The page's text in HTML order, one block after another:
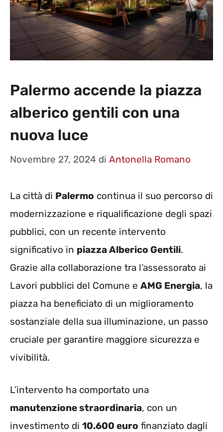
Palermo accende la piazza
alberico gentili con una
nuova luce
Novembre 27, 2024 di Antonella Romano
La città di Palermo continua il suo percorso di
modernizzazione e riqualificazione degli spazi
pubblici, con un recente intervento
significativo in piazza Alberico Gentili.
Grazie alla collaborazione tra l’assessorato ai
Lavori pubblici del Comune e AMG Energia, la
piazza ha beneficiato di un miglioramento
sostanziale della sua illuminazione, un passo
cruciale per garantire maggiore sicurezza e
vivibilità.
L’intervento ha comportato una
manutenzione straordinaria, con un
investimento di 10.600 euro finanziato dagli